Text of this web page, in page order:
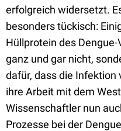
erfolgreich widersetzt.
besonders tückisch:
Hüllprotein des
ganz und gar nicht,
dafür, dass die Infektion
ihre Arbeit mit dem
Wissenschaftler nun
Prozesse bei der